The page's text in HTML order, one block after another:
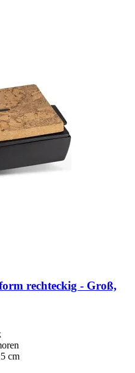
rechteckig -​ Groß,
cm